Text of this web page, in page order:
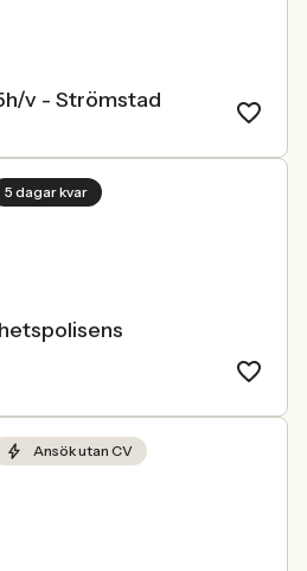
v - Strömstad
5 dagar kvar
Ansök utan CV